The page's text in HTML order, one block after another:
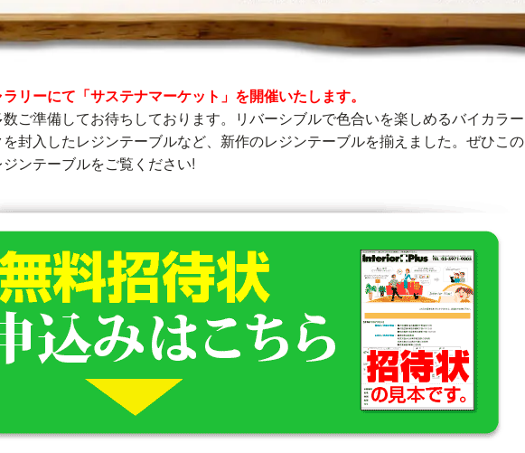
リーにて「サステナマーケット」を開催いたします。
ご準備してお待ちしております。リバーシブルで色合いを楽しめるバイカラー
封入したレジンテーブルなど、新作のレジンテーブルを揃えました。ぜひこの
ンテーブルをご覧ください!